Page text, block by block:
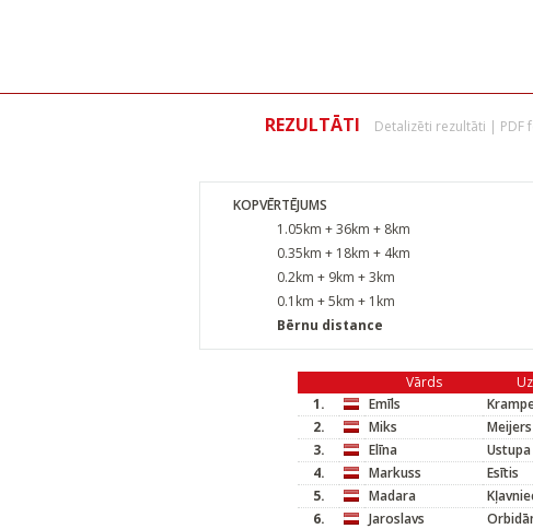
REZULTĀTI Detalizēti rezultāti | PDF
KOPVĒRTĒJUMS
1.05km + 36km + 8km
0.35km + 18km + 4km
0.2km + 9km + 3km
0.1km + 5km + 1km
Bērnu distance
Vārds
1.
Emīls
2.
Miks Meijers
3.
Elīna Ustupa
4.
Markuss Esītis
5.
Madara
6.
Jaroslavs